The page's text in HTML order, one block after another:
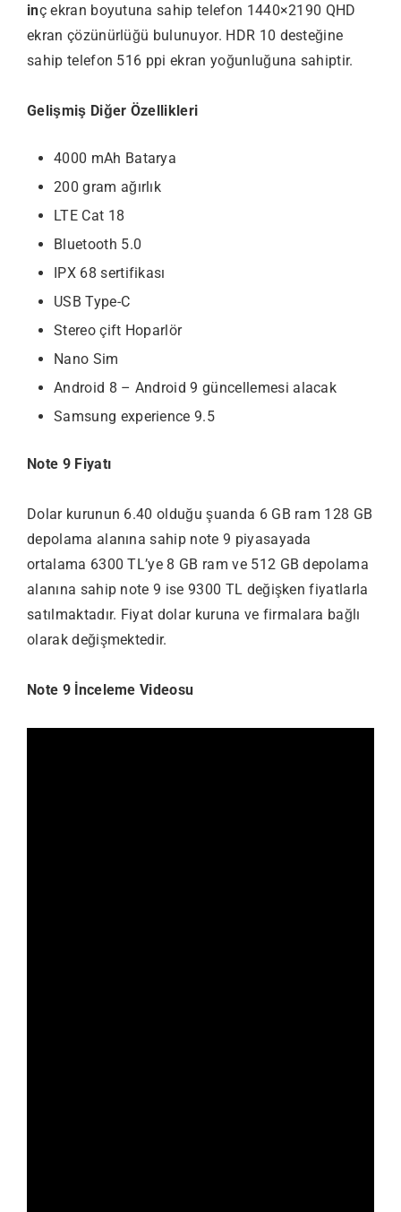
inç ekran boyutuna sahip telefon 1440×2190 QHD
ekran çözünürlüğü bulunuyor. HDR 10 desteğine
sahip telefon 516 ppi ekran yoğunluğuna sahiptir.
Gelişmiş Diğer Özellikleri
4000 mAh Batarya
200 gram ağırlık
LTE Cat 18
Bluetooth 5.0
IPX 68 sertifikası
USB Type-C
Stereo çift Hoparlör
Nano Sim
Android 8 – Android 9 güncellemesi alacak
Samsung experience 9.5
Note 9 Fiyatı
Dolar kurunun 6.40 olduğu şuanda 6 GB ram 128 GB
depolama alanına sahip note 9 piyasayada
ortalama 6300 TL’ye 8 GB ram ve 512 GB depolama
alanına sahip note 9 ise 9300 TL değişken fiyatlarla
satılmaktadır. Fiyat dolar kuruna ve firmalara bağlı
olarak değişmektedir.
Note 9 İnceleme Videosu